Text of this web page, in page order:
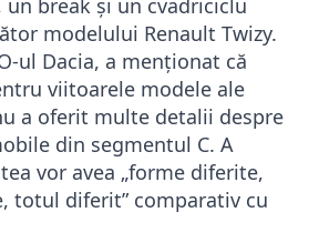
un break și un cvadriciclu
modelului Renault Twizy.
ul Dacia, a menționat că
viitoarele modele ale
a oferit multe detalii despre
din segmentul C. A
vor avea „forme diferite,
totul diferit” comparativ cu